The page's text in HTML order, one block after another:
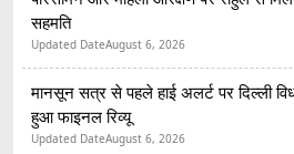
सहमति
Updated DateAugust 6, 2026
मानसून सत्र से पहले हाई अलर्ट पर दिल्ली
हुआ फाइनल रिव्यू
Updated DateAugust 6, 2026